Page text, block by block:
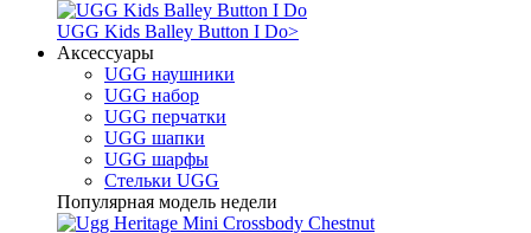
UGG Kids Balley Button I Do>
Аксессуары
UGG наушники
UGG набор
UGG перчатки
UGG шапки
UGG шарфы
Стельки UGG
Популярная модель недели